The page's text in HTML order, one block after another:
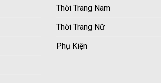
Thời Trang Nam
Thời Trang Nữ
Phụ Kiện